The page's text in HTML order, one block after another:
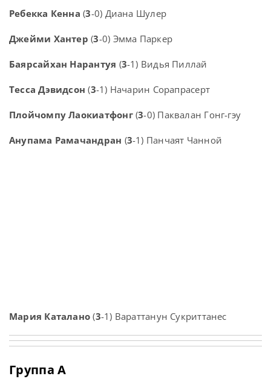
Ребекка Кенна (3-0) Диана Шулер
Джейми Хантер (3-0) Эмма Паркер
Баярсайхан Нарантуя (3-1) Видья Пиллай
Тесса Дэвидсон (3-1) Начарин Сорапрасерт
Плойчомпу Лаокиатфонг(3-0) Паквалан Гонг-гэу
Анупама Рамачандран (3-1) Панчаят Чанной
Мария Каталано (3-1) Вараттанун Сукриттанес
Группа A